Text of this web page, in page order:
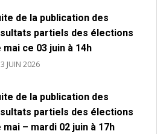
de la publication des
partiels des élections
mai ce 03 juin à 14h
3 JUIN 2026
de la publication des
partiels des élections
mai – mardi 02 juin à 17h